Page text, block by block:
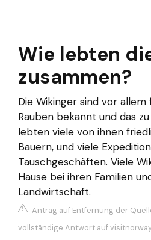
Wie lebten
zusammen?
Die Wikinger sind vor
Rauben bekannt und das
lebten viele von ihnen
Bauern, und viele
Tauschgeschäften. Viele
Hause bei ihren Familien
Landwirtschaft.
Antrag auf Entfernung der
vollständige Antwort auf